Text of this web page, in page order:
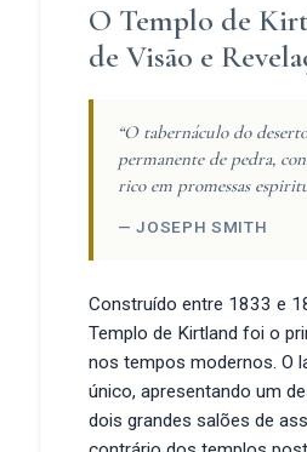
O Templo de
de Visão e
“O tabernáculo do
permanente de pedra,
rico em promessas
— JOSEPH SMITH
Construído entre 1833 e
Templo de Kirtland foi o
nos tempos modernos. O
único, apresentando um
dois grandes salões de